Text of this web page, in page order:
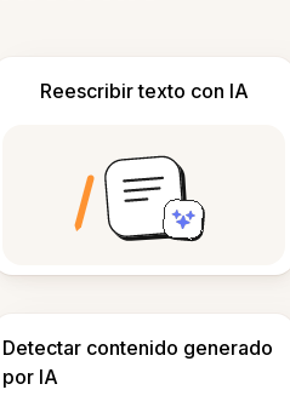
Reescribir texto con IA
Detectar contenido generado
por IA